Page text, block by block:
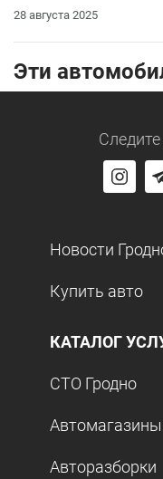
28 августа 2025
Эти
Новости
Купить авто
КАТАЛОГ
СТО Гродно
Автомагазины
Авторазборки